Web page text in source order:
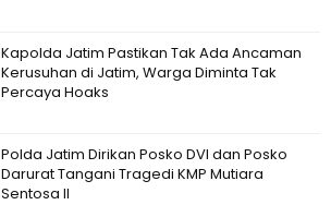
Kapolda Jatim Pastikan Tak Ada Ancaman
Kerusuhan di Jatim, Warga Diminta Tak
Percaya Hoaks
Polda Jatim Dirikan Posko DVI dan Posko
Darurat Tangani Tragedi KMP Mutiara
Sentosa II